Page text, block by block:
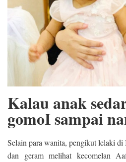
Kalau anak
gomoI sampai
Selain para wanita, pengikut lelaki
dan geram melihat kecomelan